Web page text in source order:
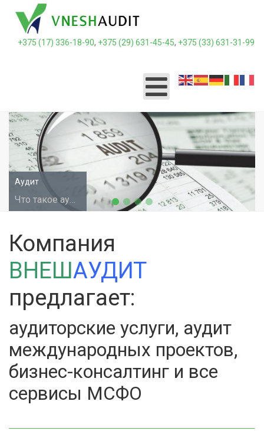
+375 (17) 336-18-90, +375 (29) 631-45-45, +375 (33) 631-31-99
Аудит
Что такое аудит и чем он может быть
Компания
ВНЕШАУДИТ
предлагает:
аудиторские услуги, аудит
международных проектов,
бизнес-консалтинг и все
сервисы МСФО